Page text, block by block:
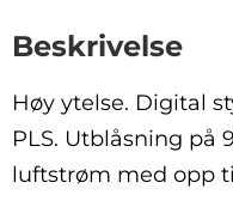
Beskrivelse
Høy ytelse. Digital
PLS. Utblåsning på
luftstrøm med opp